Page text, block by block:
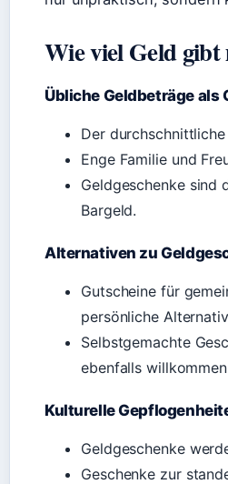
Wie viel Geld gibt
Übliche Geldbeträge als
Der
Enge Familie und
Geldgeschenke sind
Bargeld.
Alternativen zu
Gutscheine für
persönliche
Selbstgemachte
ebenfalls
Kulturelle
Geldgeschenke
Geschenke zur